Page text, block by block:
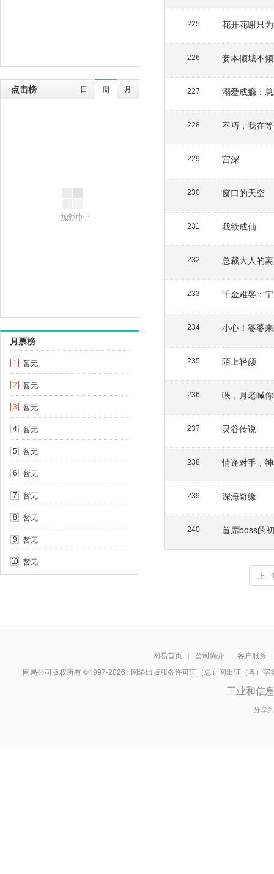
点击榜 日 周 月
月票榜
1 暂无
2 暂无
3 暂无
4 暂无
5 暂无
6 暂无
7 暂无
8 暂无
9 暂无
10 暂无
225 花开花谢只
226 妾本倾城不
227 溺爱成瘾：
228 不巧，我在
229 宫深
230 窗口的天空
231 我欲成仙
232 总裁大人的
233 千金难娶：
234 小心！婆婆
235 陌上轻颜
236 喂，月老喊
237 灵谷传说
238 情逢对手，
239 深海奇缘
240 首席boss的
上
网易首页 | 公司简介 | 客户服务
|
网易公司版权所有 ©1997-2026 网络出版服务许可证（总）网出证（粤）
工业和信
分享